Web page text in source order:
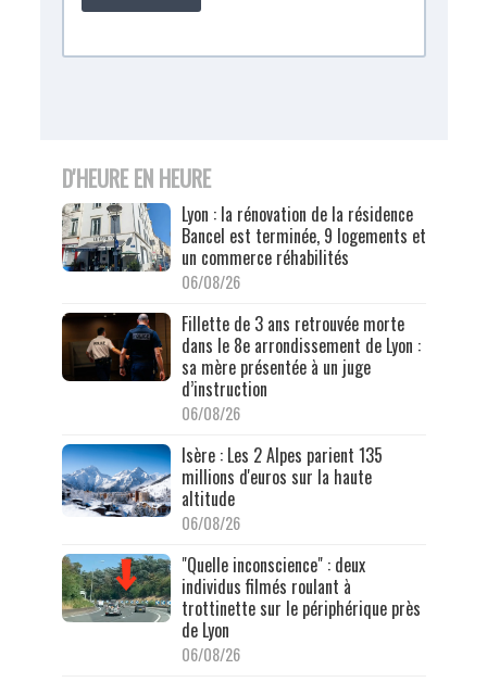
D'HEURE EN HEURE
Lyon : la rénovation de la résidence
Bancel est terminée, 9 logements et
un commerce réhabilités
06/08/26
Fillette de 3 ans retrouvée morte
dans le 8e arrondissement de Lyon :
sa mère présentée à un juge
d’instruction
06/08/26
Isère : Les 2 Alpes parient 135
millions d'euros sur la haute
altitude
06/08/26
"Quelle inconscience" : deux
individus filmés roulant à
trottinette sur le périphérique près
de Lyon
06/08/26